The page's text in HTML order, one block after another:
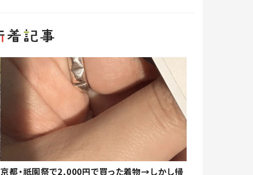
京都・祇園祭で2,000円で買った着物→しかし帰